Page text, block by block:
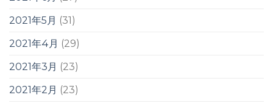
2021年5月 (31)
2021年4月 (29)
2021年3月 (23)
2021年2月 (23)